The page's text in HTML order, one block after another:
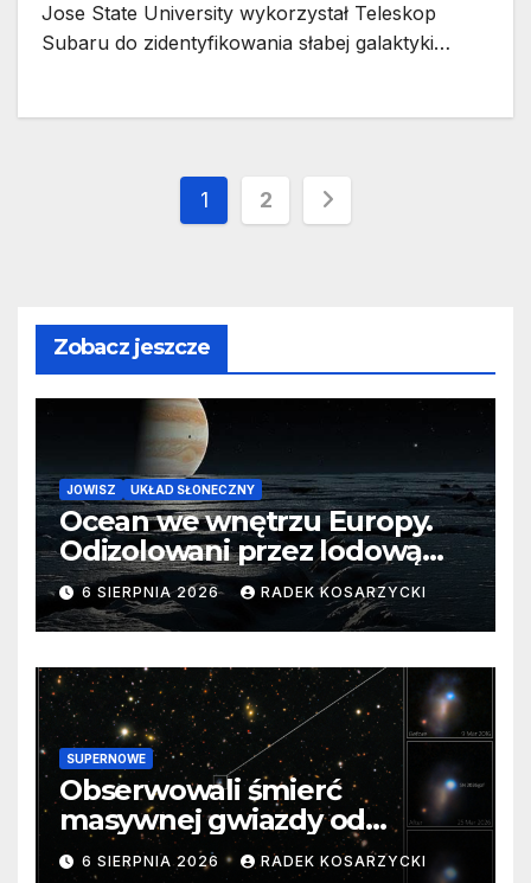
Jose State University wykorzystał Teleskop
Subaru do zidentyfikowania słabej galaktyki…
Stronicowanie
1 2
Zobacz jeszcze
JOWISZ UKŁAD SŁONECZNY
Ocean we wnętrzu Europy.
Odizolowani przez lodową
barierę
6 SIERPNIA 2026 RADEK KOSARZYCKI
SUPERNOWE
Obserwowali śmierć
masywnej gwiazdy od
samego początku. Niezwykle
6 SIERPNIA 2026 RADEK KOSARZYCKI